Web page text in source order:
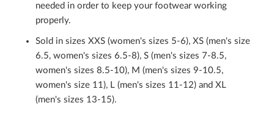
needed in order to keep your footwear working
properly.
Sold in sizes XXS (women's sizes 5-6), XS (men's size
6.5, women's sizes 6.5-8), S (men's sizes 7-8.5,
women's sizes 8.5-10), M (men's sizes 9-10.5,
women's size 11), L (men's sizes 11-12) and XL
(men's sizes 13-15).